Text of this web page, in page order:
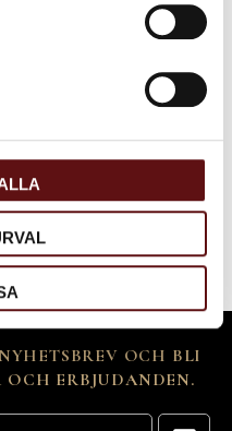
OCH BLI
ERBJUDANDEN.